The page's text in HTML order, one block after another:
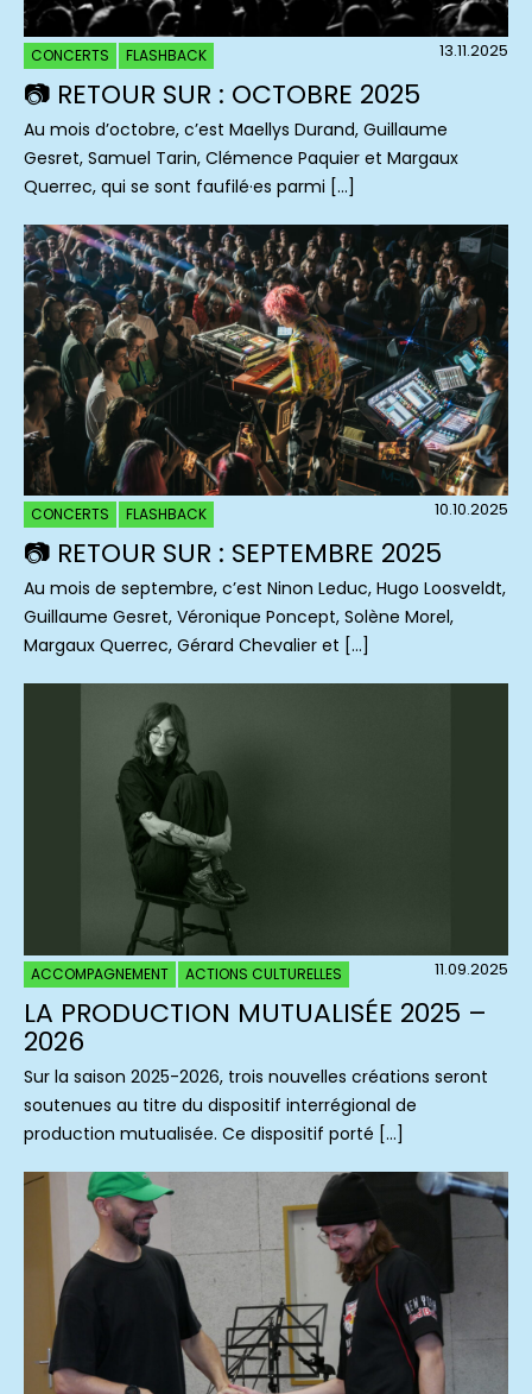
CONCERTS FLASHBACK 13.11.2025
📷 RETOUR SUR : OCTOBRE 2025
Au mois d’octobre, c’est Maellys Durand, Guillaume
Gesret, Samuel Tarin, Clémence Paquier et Margaux
Querrec, qui se sont faufilé·es parmi […]
CONCERTS FLASHBACK 10.10.2025
📷 RETOUR SUR : SEPTEMBRE 2025
Au mois de septembre, c’est Ninon Leduc, Hugo Loosveldt,
Guillaume Gesret, Véronique Poncept, Solène Morel,
Margaux Querrec, Gérard Chevalier et […]
ACCOMPAGNEMENT ACTIONS CULTURELLES 11.09.2025
LA PRODUCTION MUTUALISÉE 2025 –
2026
Sur la saison 2025-2026, trois nouvelles créations seront
soutenues au titre du dispositif interrégional de
production mutualisée. Ce dispositif porté […]